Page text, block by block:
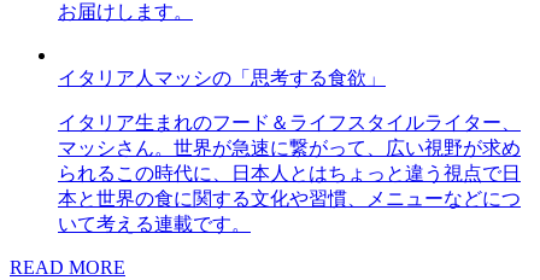
お届けします。
イタリア人マッシの「思考する食欲」
イタリア生まれのフード＆ライフスタイルライター、
マッシさん。世界が急速に繋がって、広い視野が求め
られるこの時代に、日本人とはちょっと違う視点で日
本と世界の食に関する文化や習慣、メニューなどにつ
いて考える連載です。
READ MORE